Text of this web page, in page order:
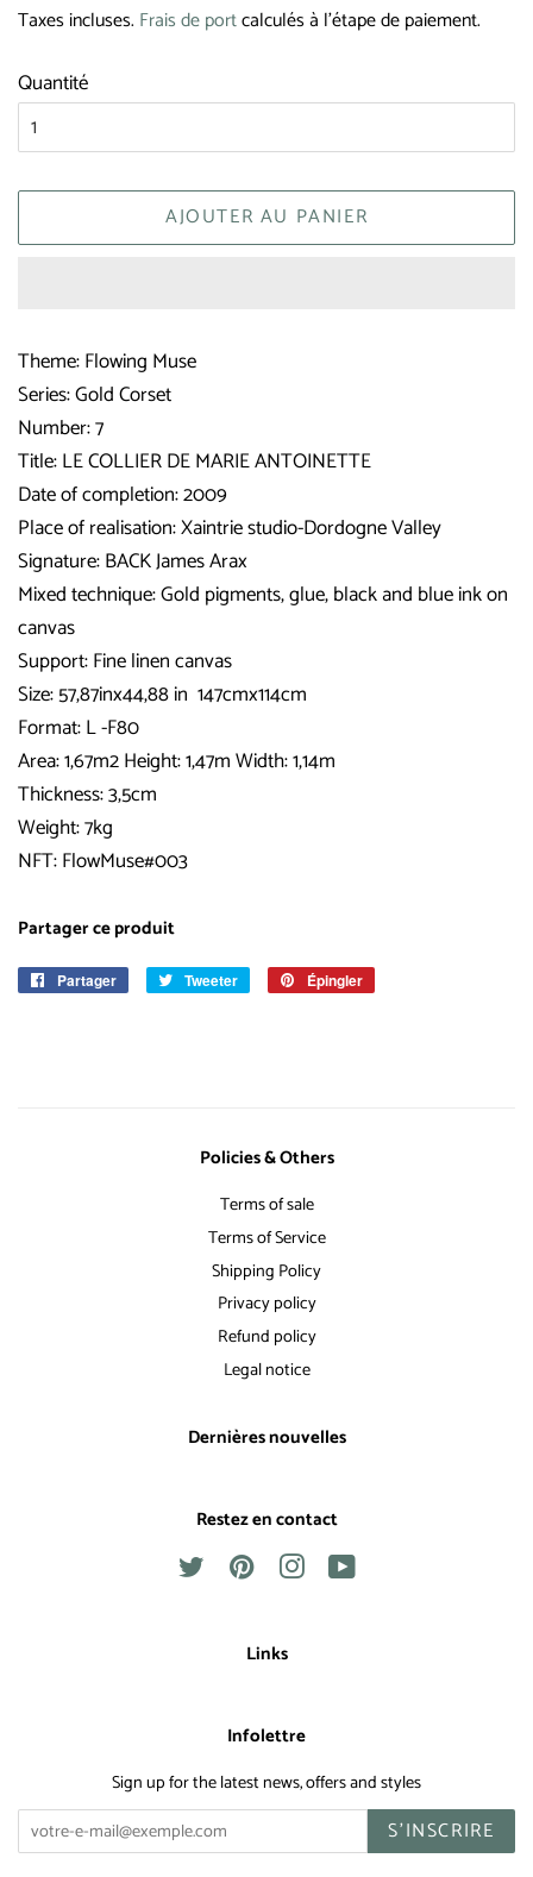
Taxes incluses. Frais de portcalculés à l'étape de paiement.
Quantité
AJOUTER AU PANIER
Theme: Flowing Muse
Series: Gold Corset
Number: 7
Title: LE COLLIER DE MARIE ANTOINETTE
Date of completion: 2009
Place of realisation: Xaintrie studio-Dordogne Valley
Signature: BACKJames Arax
Mixed technique: Gold pigments, glue, black and blue ink on
canvas
Support: Fine linen canvas
Size:57,87inx44,88 in 147cmx114cm
Format: L -F80
Area: 1,67m2 Height: 1,47m Width: 1,14m
Thickness: 3,5cm
Weight: 7kg
NFT: FlowMuse#003
Partager ce produit
Partager
Partager Tweeter
Tweeter
Épingler
Policies & Others
Terms of sale
Terms of Service
Shipping Policy
Privacy policy
Refund policy
Legal notice
Dernières nouvelles
Restez en contact
TwitterPinterestInstagramYouTube
Links
Infolettre
Sign up for the latest news, offers and styles
S'INSCRIRE